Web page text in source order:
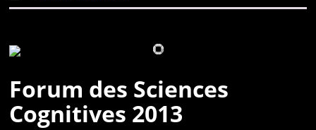
Forum des Sciences
Cognitives 2013